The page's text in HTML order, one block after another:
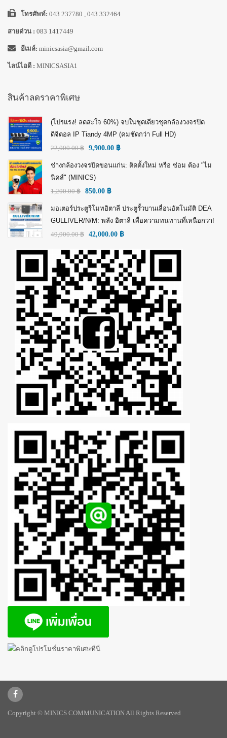
โทรศัพท์: 043 237780 , 043 332464
สายด่วน : 083 1417449
อีเมล์: minicsasia@gmail.com
ไลน์ไอดี : MINICSASIA1
สินค้าลดราคาพิเศษ
(โปรแรง! ลดสะใจ 60%) จบในชุดเดียวชุดกล้องวงจรปิด
ดิจิตอล IP Tiandy 4MP (คมชัดกว่า Full HD)
22,000.00฿ 9,900.00 ฿
ช่างกล้องวงจรปิดขอนแก่น: ติดตั้งใหม่ หรือ ซ่อม ต้อง "ไม
นิคส์" (MINICS)
1,200.00฿ 850.00 ฿
มอเตอร์ประตูรีโมทอิตาลี ประตูรั้วบานเลื่อนอัตโนมัติ DEA
GULLIVER/N/M: พลัง อิตาลี เพื่อความทนทานที่เหนือกว่า!
49,900.00฿ 42,000.00 ฿
Copyright © MINICS COMMUNICATION All Rights Reserved